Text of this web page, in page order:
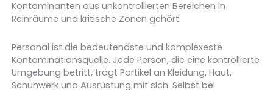
Kontaminanten aus unkontrollierten Bereichen in
Reinräume und kritische Zonen gehört.
Personal ist die bedeutendste und komplexeste
Kontaminationsquelle. Jede Person, die eine kontrollierte
Umgebung betritt, trägt Partikel an Kleidung, Haut,
Schuhwerk und Ausrüstung mit sich. Selbst bei